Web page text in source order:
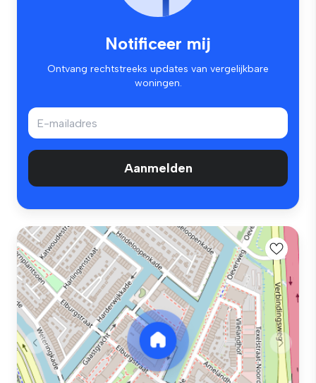
Notificeer mij
Ontvang rechtstreeks updates van vergelijkbare
woningen.
Aanmelden